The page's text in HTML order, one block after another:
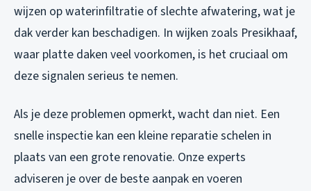
wijzen op waterinfiltratie of slechte afwatering, wat je
dak verder kan beschadigen. In wijken zoals Presikhaaf,
waar platte daken veel voorkomen, is het cruciaal om
deze signalen serieus te nemen.
Als je deze problemen opmerkt, wacht dan niet. Een
snelle inspectie kan een kleine reparatie schelen in
plaats van een grote renovatie. Onze experts
adviseren je over de beste aanpak en voeren